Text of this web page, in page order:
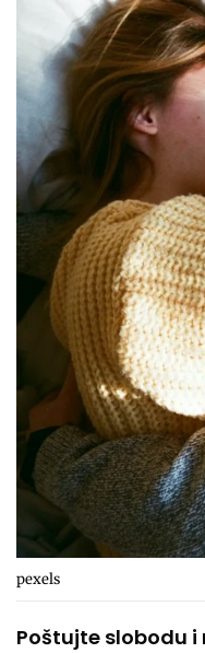
pexels
Poštujte slobodu